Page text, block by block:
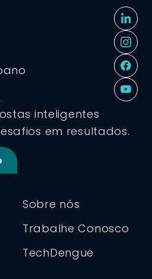
inteligentes
em resultados.
Sobre nós
Trabalhe Conosco
TechDengue